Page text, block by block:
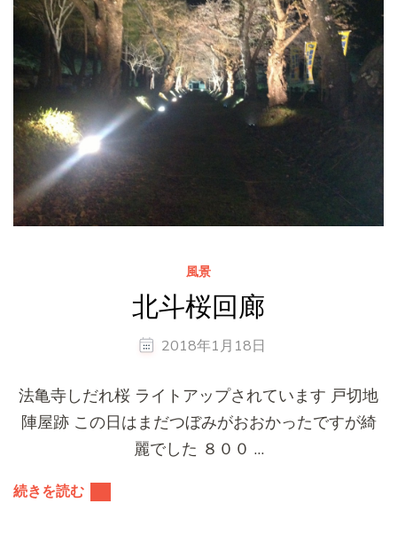
風景
北斗桜回廊
2018年1月18日
法亀寺しだれ桜 ライトアップされています 戸切地
陣屋跡 この日はまだつぼみがおおかったですが綺
麗でした ８００ …
続きを読む